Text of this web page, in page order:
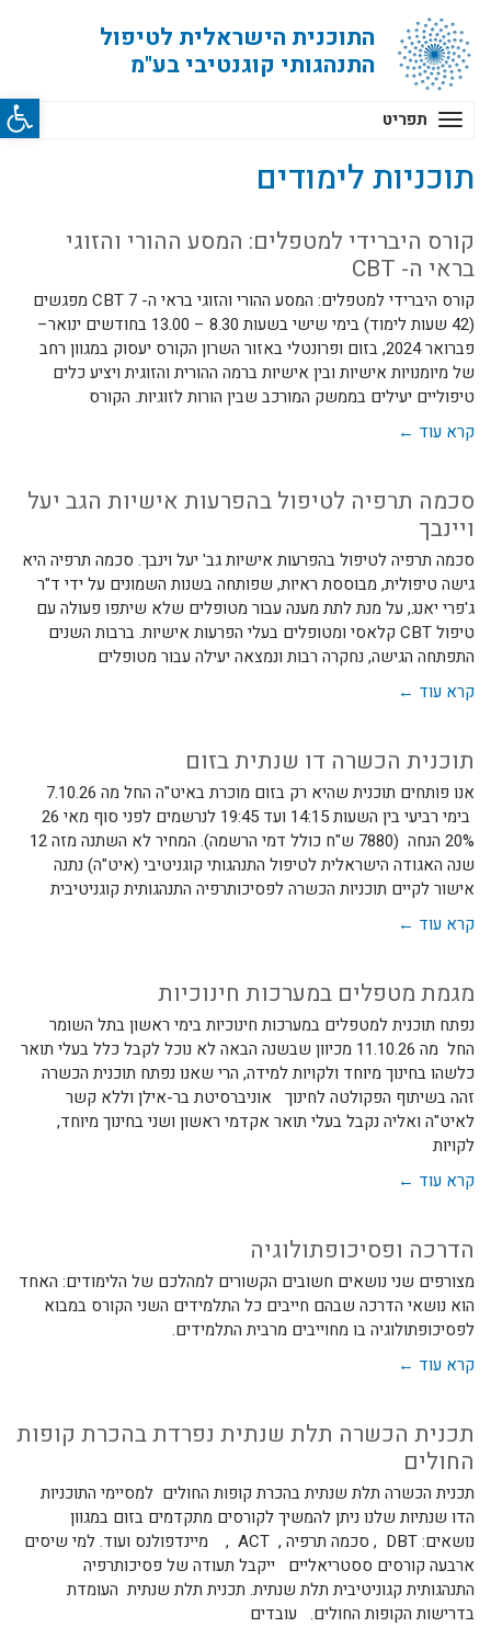
פתח
התוכנית הישראלית לטיפול
התנהגותי קוגנטיבי בע"מ
תפריט
תוכניות לימודים
קורס היברידי למטפלים: המסע ההורי והזוגי
בראי ה- CBT
קורס היברידי למטפלים: המסע ההורי והזוגי בראי ה- CBT 7 מפגשים
(42 שעות לימוד) בימי שישי בשעות 8.30 – 13.00 בחודשים ינואר–
פברואר 2024, בזום ופרונטלי באזור השרון הקורס יעסוק במגוון רחב
של מיומנויות אישיות ובין אישיות ברמה ההורית והזוגית ויציע כלים
טיפוליים יעילים בממשק המורכב שבין הורות לזוגיות. הקורס
קרא עוד ←
סכמה תרפיה לטיפול בהפרעות אישיות הגב יעל
ויינבך
סכמה תרפיה לטיפול בהפרעות אישיות גב' יעל וינבך. סכמה תרפיה היא
גישה טיפולית, מבוססת ראיות, שפותחה בשנות השמונים על ידי ד"ר
ג'פרי יאנג, על מנת לתת מענה עבור מטופלים שלא שיתפו פעולה עם
טיפול CBT קלאסי ומטופלים בעלי הפרעות אישיות. ברבות השנים
התפתחה הגישה, נחקרה רבות ונמצאה יעילה עבור מטופלים
קרא עוד ←
תוכנית הכשרה דו שנתית בזום
20% הנחה (7880 ש"ח כולל דמי הרשמה). המחיר לא השתנה מזה 12
שנה האגודה הישראלית לטיפול התנהגותי קוגניטיבי (איט"ה) נתנה
אישור לקיים תוכניות הכשרה לפסיכותרפיה התנהגותית קוגניטיבית
קרא עוד ←
מגמת מטפלים במערכות חינוכיות
נפתח תוכנית למטפלים במערכות חינוכיות בימי ראשון בתל השומר
החל מה 11.10.26 מכיוון שבשנה הבאה לא נוכל לקבל כלל בעלי תואר
כלשהו בחינוך מיוחד ולקויות למידה, הרי שאנו נפתח תוכנית הכשרה
זהה בשיתוף הפקולטה לחינוך אוניברסיטת בר-אילן וללא קשר
לאיט"ה ואליה נקבל בעלי תואר אקדמי ראשון ושני בחינוך מיוחד,
לקויות
קרא עוד ←
הדרכה ופסיכופתולוגיה
מצורפים שני נושאים חשובים הקשורים למהלכם של הלימודים: האחד
הוא נושאי הדרכה שבהם חייבים כל התלמידים השני הקורס במבוא
לפסיכופתולוגיה בו מחוייבים מרבית התלמידים.
קרא עוד ←
תכנית הכשרה תלת שנתית נפרדת בהכרת קופות
החולים
תכנית הכשרה תלת שנתית בהכרת קופות החולים למסיימי התוכניות
הדו שנתיות שלנו ניתן להמשיך לקורסים מתקדמים בזום במגוון
נושאים: DBT , סכמה תרפיה , ACT , מיינדפולנס ועוד. למי שיסים
ארבעה קורסים ססטריאליים ייקבל תעודה של פסיכותרפיה
התנהגותית קגוניטיבית תלת שנתית. תכנית תלת שנתית העומדת
בדרישות הקופות החולים. עובדים